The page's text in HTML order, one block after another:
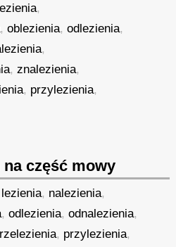
,
,oblezienia,odlezienia,
,
,znalezienia,
, przylezienia,
na część mowy
lezienia, nalezienia,
,odlezienia,odnalezienia,
, przylezienia,